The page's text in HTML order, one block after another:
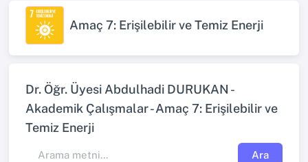
Amaç 7: Erişilebilir ve Temiz Enerji
Dr. Öğr. Üyesi Abdulhadi DURUKAN -
Akademik Çalışmalar - Amaç 7: Erişilebilir ve
Temiz Enerji
Ara